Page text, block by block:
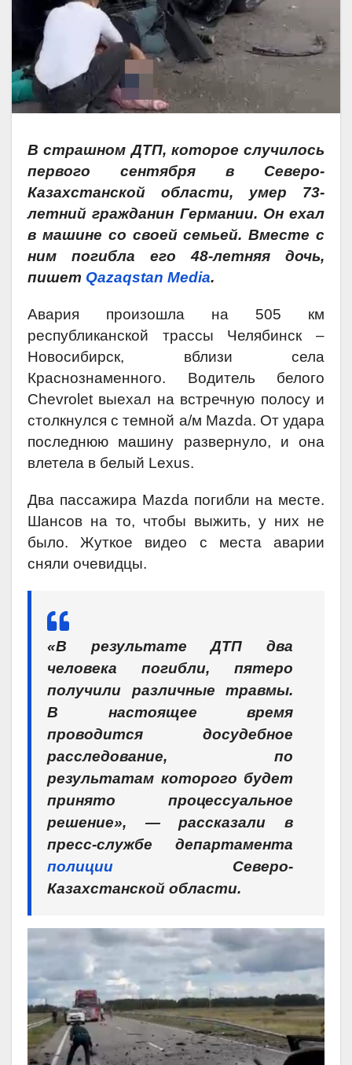
В страшном ДТП, которое случилось
первого сентября в Северо-
Казахстанской области, умер 73-
летний гражданин Германии. Он ехал
в машине со своей семьей. Вместе с
ним погибла его 48-летняя дочь,
пишет Qazaqstan Media.
Авария произошла на 505 км
республиканской трассы Челябинск –
Новосибирск, вблизи села
Краснознаменного. Водитель белого
Chevrolet выехал на встречную полосу и
столкнулся с темной а/м Mazda. От удара
последнюю машину развернуло, и она
влетела в белый Lexus.
Два пассажира Mazda погибли на месте.
Шансов на то, чтобы выжить, у них не
было. Жуткое видео с места аварии
сняли очевидцы.
«В результате ДТП два
человека погибли, пятеро
получили различные травмы.
В настоящее время
проводится досудебное
расследование, по
результатам которого будет
принято процессуальное
решение», — рассказали в
пресс-службе департамента
полиции Северо-
Казахстанской области.